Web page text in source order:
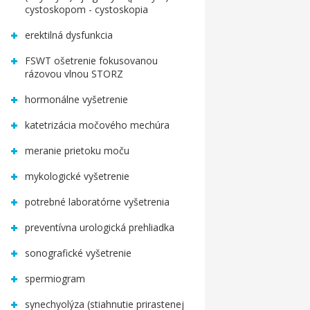
cystoskopom - cystoskopia
erektilná dysfunkcia
FSWT ošetrenie fokusovanou
rázovou vlnou STORZ
hormonálne vyšetrenie
katetrizácia močového mechúra
meranie prietoku moču
mykologické vyšetrenie
potrebné laboratórne vyšetrenia
preventívna urologická prehliadka
sonografické vyšetrenie
spermiogram
synechyolýza (stiahnutie prirastenej